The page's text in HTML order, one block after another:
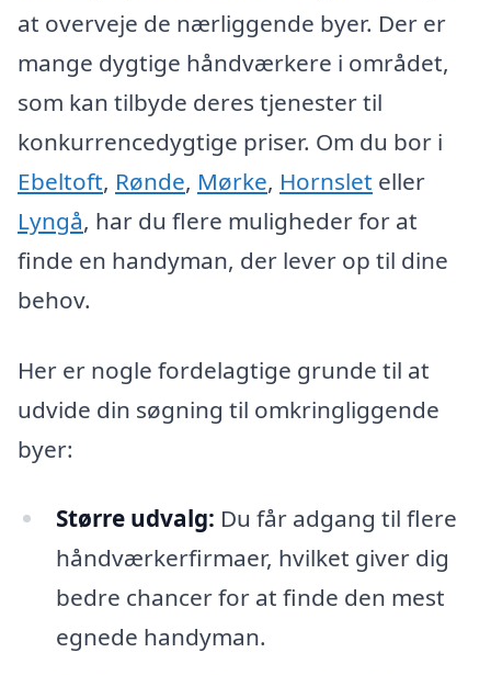
at overveje de nærliggende byer. Der er
mange dygtige håndværkere i området,
som kan tilbyde deres tjenester til
konkurrencedygtige priser. Om du bor i
Ebeltoft, Rønde, Mørke, Hornslet eller
Lyngå, har du flere muligheder for at
finde en handyman, der lever op til dine
behov.
Her er nogle fordelagtige grunde til at
udvide din søgning til omkringliggende
byer:
Større udvalg: Du får adgang til flere
håndværkerfirmaer, hvilket giver dig
bedre chancer for at finde den mest
egnede handyman.